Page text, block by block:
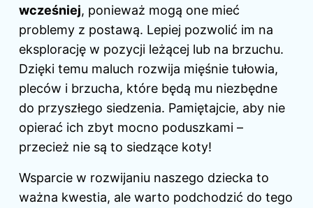
wcześniej, ponieważ mogą one mieć
problemy z postawą. Lepiej pozwolić im na
eksplorację w pozycji leżącej lub na brzuchu.
Dzięki temu maluch rozwija mięśnie tułowia,
pleców i brzucha, które będą mu niezbędne
do przyszłego siedzenia. Pamiętajcie, aby nie
opierać ich zbyt mocno poduszkami –
przecież nie są to siedzące koty!
Wsparcie w rozwijaniu naszego dziecka to
ważna kwestia, ale warto podchodzić do tego